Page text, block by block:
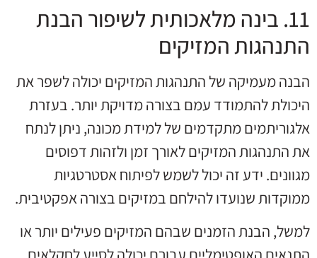
11. בינה מלאכותית לשיפור הבנת
התנהגות המזיקים
הבנה מעמיקה של התנהגות המזיקים יכולה לשפר את
היכולת להתמודד עמם בצורה מדויקת יותר. בעזרת
אלגוריתמים מתקדמים של למידת מכונה, ניתן לנתח
את התנהגות המזיקים לאורך זמן ולזהות דפוסים
מגוונים. ידע זה יכול לשמש לפיתוח אסטרטגיות
ממוקדות שנועדו להילחם במזיקים בצורה אפקטיבית.
למשל, הבנת הזמנים שבהם המזיקים פעילים יותר או